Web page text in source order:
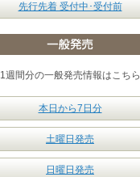
先行先着 受付中･受付前
1週間分の一般発売情報はこちら
本日から7日分
土曜日発売
日曜日発売